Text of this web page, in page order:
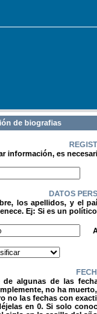
de biografias
información, es
DATOS
los apellidos, y el
Ej: Si es un
algunas de las
no ha
no las fechas con
en 0. Si solo